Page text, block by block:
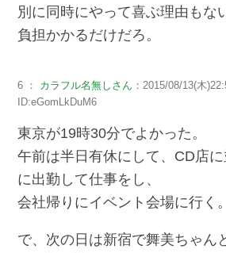
別に同時にやって喜ぶ理由もな
負担かかるだけだろ。
6 ： カラフル名無しさん ：2015/08/13(木
ID:eGomLkDuM6
東京が19時30分でよかった。
午前は半日有休にして、CD店
に出勤して仕事をし、
会社帰りにイベント会場に行く。
で、次の日は新宿で舞美ちゃん